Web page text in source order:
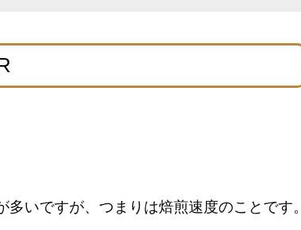
いですが、つまりは焙煎速度のことです。